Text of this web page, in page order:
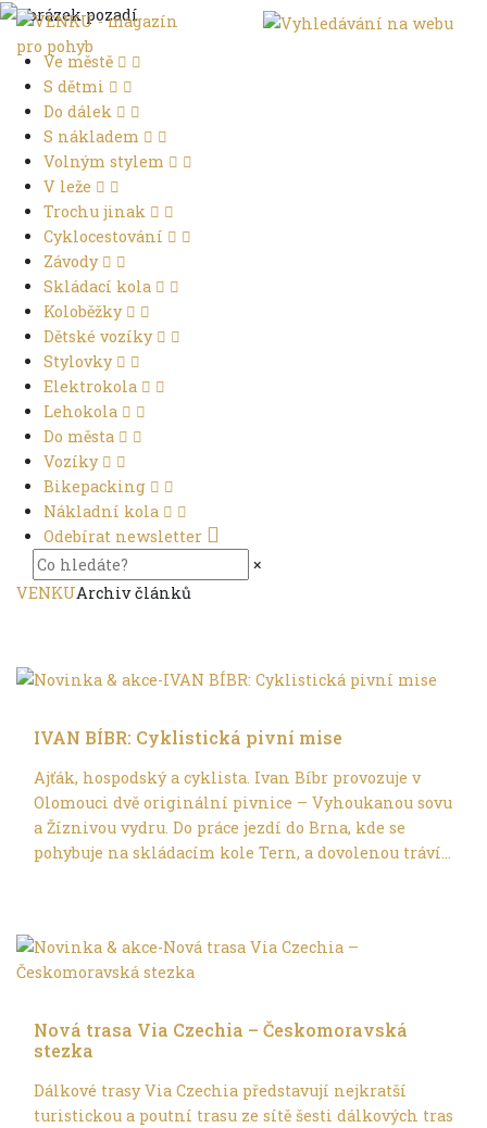
Ve městě
S dětmi
Do dálek
S nákladem
Volným stylem
V leže
Trochu jinak
Cyklocestování
Závody
Skládací kola
Koloběžky
Dětské vozíky
Stylovky
Elektrokola
Lehokola
Do města
Vozíky
Bikepacking
Nákladní kola
Odebírat newsletter
×
VENKUArchiv článků
IVAN BÍBR: Cyklistická pivní mise
Ajťák, hospodský a cyklista. Ivan Bíbr provozuje v
Olomouci dvě originální pivnice – Vyhoukanou sovu
a Žíznivou vydru. Do práce jezdí do Brna, kde se
pohybuje na skládacím kole Tern, a dovolenou tráví...
Nová trasa Via Czechia – Českomoravská
stezka
Dálkové trasy Via Czechia představují nejkratší
turistickou a poutní trasu ze sítě šesti dálkových tras